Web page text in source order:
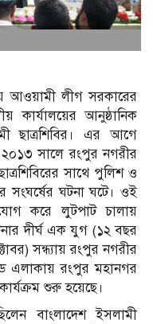
আওয়ামী লীগ সরকারের
কার্যালয়ের আনুষ্ঠানিক
ছাত্রশিবির। এর আগে
সালে রংপুর নগরীর
সাথে পুলিশ ও
সংঘর্ষের ঘটনা ঘটে। ওই
করে লুটপাট চালায়
দীর্ঘ এক যুগ (১২ বছর
সন্ধ্যায় রংপুর নগরীর
এলাকায় রংপুর মহানগর
শুরু হয়েছে।
বাংলাদেশ ইসলামী